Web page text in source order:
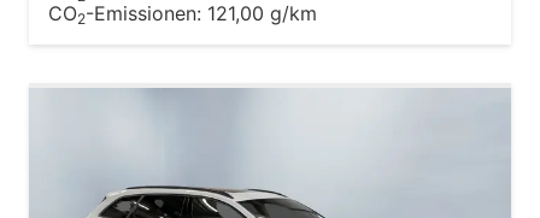
CO2-Emissionen: 121,00 g/km